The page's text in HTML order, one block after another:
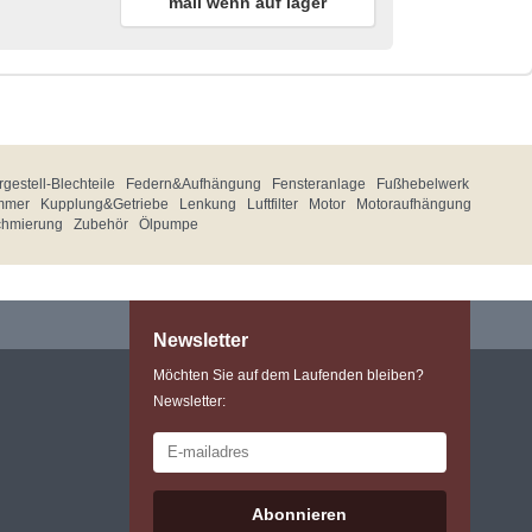
Blechteile Federn&Aufhängung Fensteranlage
Fußhebelwerk
Kupplung&Getriebe Lenkung Luftfilter Motor
Motoraufhängung
Zubehör Ölpumpe
Newsletter
Möchten Sie auf dem Laufenden bleiben?
Newsletter:
Abonnieren